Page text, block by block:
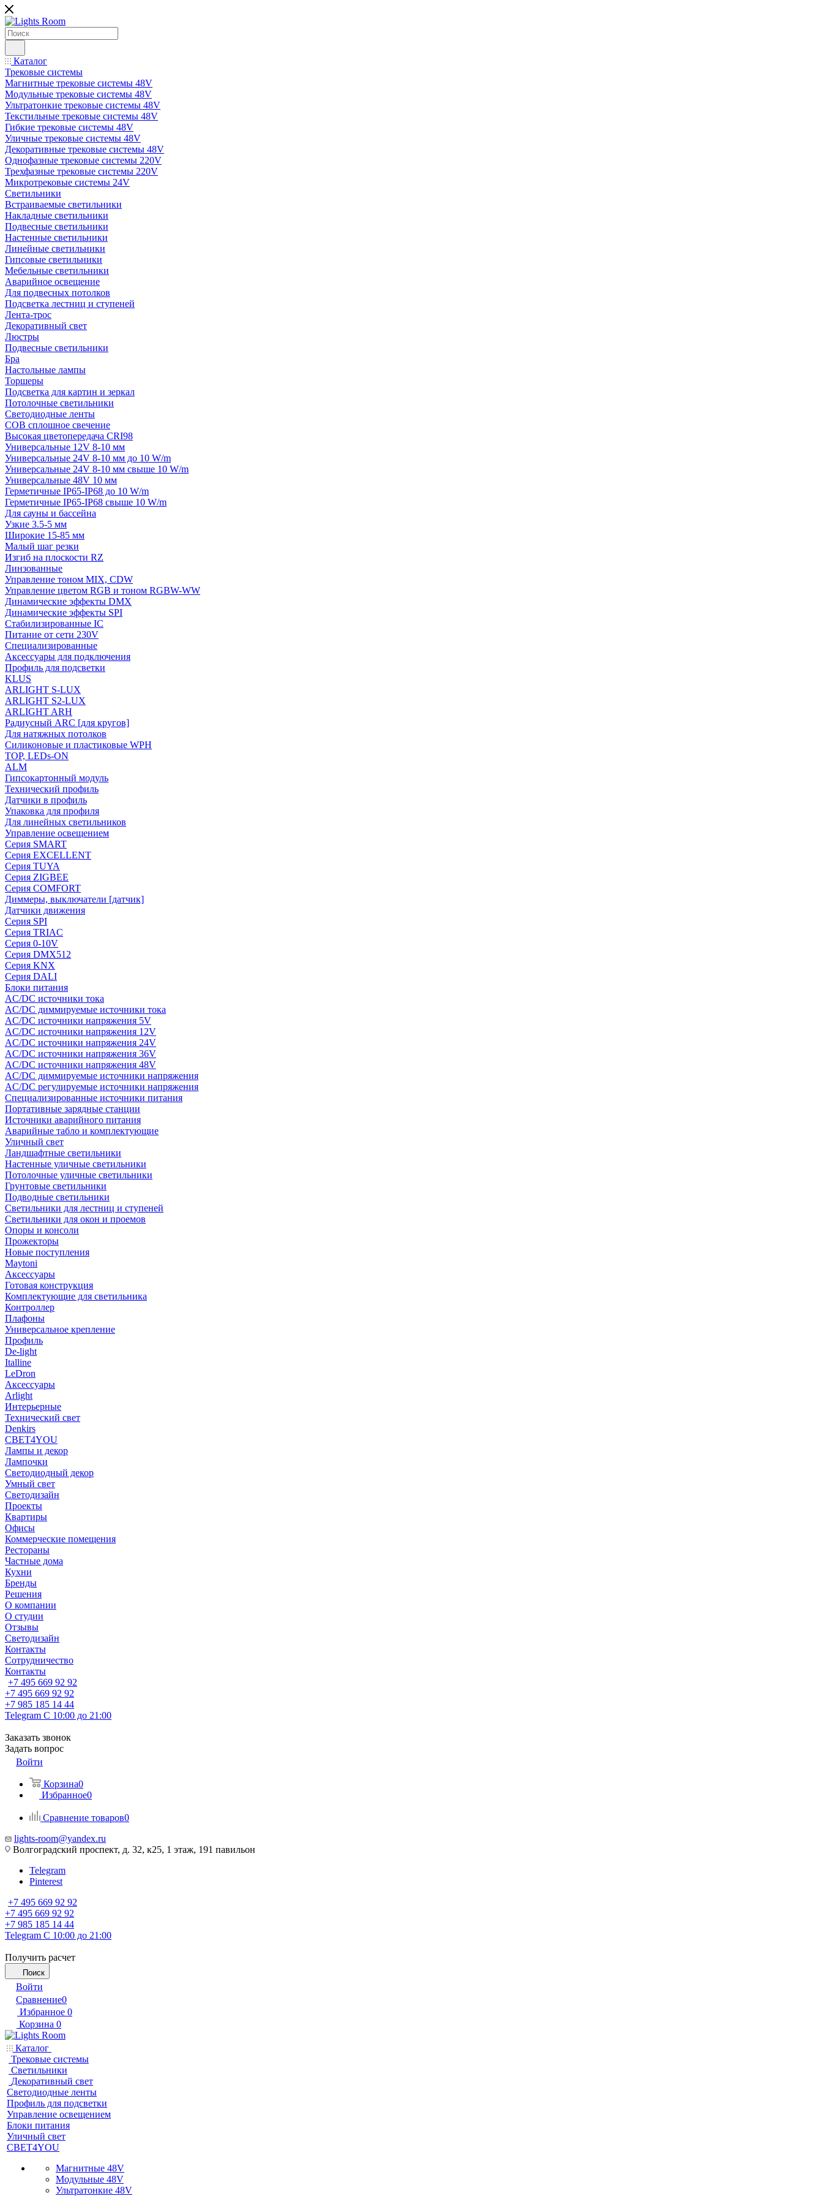
Каталог
Трековые системы
Магнитные трековые системы 48V
Модульные трековые системы 48V
Ультратонкие трековые системы 48V
Текстильные трековые системы 48V
Гибкие трековые системы 48V
Уличные трековые системы 48V
Декоративные трековые системы 48V
Однофазные трековые системы 220V
Трехфазные трековые системы 220V
Микротрековые системы 24V
Светильники
Встраиваемые светильники
Накладные светильники
Подвесные светильники
Настенные светильники
Линейные светильники
Гипсовые светильники
Мебельные светильники
Аварийное освещение
Для подвесных потолков
Подсветка лестниц и ступеней
Лента-трос
Декоративный свет
Люстры
Подвесные светильники
Бра
Настольные лампы
Торшеры
Подсветка для картин и зеркал
Потолочные светильники
Светодиодные ленты
COB сплошное свечение
Высокая цветопередача CRI98
Универсальные 12V 8-10 мм
Универсальные 24V 8-10 мм до 10 W/m
Универсальные 24V 8-10 мм свыше 10 W/m
Универсальные 48V 10 мм
Герметичные IP65-IP68 до 10 W/m
Герметичные IP65-IP68 свыше 10 W/m
Для сауны и бассейна
Узкие 3.5-5 мм
Широкие 15-85 мм
Малый шаг резки
Изгиб на плоскости RZ
Линзованные
Управление тоном MIX, CDW
Управление цветом RGB и тоном RGBW-WW
Динамические эффекты DMX
Динамические эффекты SPI
Стабилизированные IC
Питание от сети 230V
Специализированные
Аксессуары для подключения
Профиль для подсветки
KLUS
ARLIGHT S-LUX
ARLIGHT S2-LUX
ARLIGHT ARH
Радиусный ARC [для кругов]
Для натяжных потолков
Силиконовые и пластиковые WPH
TOP, LEDs-ON
ALM
Гипсокартонный модуль
Технический профиль
Датчики в профиль
Упаковка для профиля
Для линейных светильников
Управление освещением
Серия SMART
Серия EXCELLENT
Серия TUYA
Серия ZIGBEE
Серия COMFORT
Диммеры, выключатели [датчик]
Датчики движения
Серия SPI
Серия TRIAC
Серия 0-10V
Серия DMX512
Серия KNX
Серия DALI
Блоки питания
AC/DC источники тока
AC/DC диммируемые источники тока
AC/DC источники напряжения 5V
AC/DC источники напряжения 12V
AC/DC источники напряжения 24V
AC/DC источники напряжения 36V
AC/DC источники напряжения 48V
AC/DC диммируемые источники напряжения
AC/DC регулируемые источники напряжения
Специализированные источники питания
Портативные зарядные станции
Источники аварийного питания
Аварийные табло и комплектующие
Уличный свет
Ландшафтные светильники
Настенные уличные светильники
Потолочные уличные светильники
Грунтовые светильники
Подводные светильники
Светильники для лестниц и ступеней
Светильники для окон и проемов
Опоры и консоли
Прожекторы
Новые поступления
Maytoni
Аксессуары
Готовая конструкция
Комплектующие для светильника
Контроллер
Плафоны
Универсальное крепление
Профиль
De-light
Italline
LeDron
Аксессуары
Arlight
Интерьерные
Технический свет
Denkirs
СВЕТ4YOU
Лампы и декор
Лампочки
Светодиодный декор
Умный свет
Светодизайн
Проекты
Квартиры
Офисы
Коммерческие помещения
Рестораны
Частные дома
Кухни
Бренды
Решения
О компании
О студии
Отзывы
Светодизайн
Контакты
Сотрудничество
Контакты
+7 495 669 92 92
+7 495 669 92 92
+7 985 185 14 44
Telegram С 10:00 до 21:00
Заказать звонок
Задать вопрос
Войти
Корзина0
Избранное0
Сравнение товаров0
lights-room@yandex.ru
Волгоградский проспект, д. 32, к25, 1 этаж, 191 павильон
Telegram
Pinterest
+7 495 669 92 92
+7 495 669 92 92
+7 985 185 14 44
Telegram С 10:00 до 21:00
Получить расчет
Поиск
Войти
Сравнение0
Избранное 0
Корзина 0
Каталог
Трековые системы
Светильники
Декоративный свет
Светодиодные ленты
Профиль для подсветки
Управление освещением
Блоки питания
Уличный свет
СВЕТ4YOU
Магнитные 48V
Модульные 48V
Ультратонкие 48V